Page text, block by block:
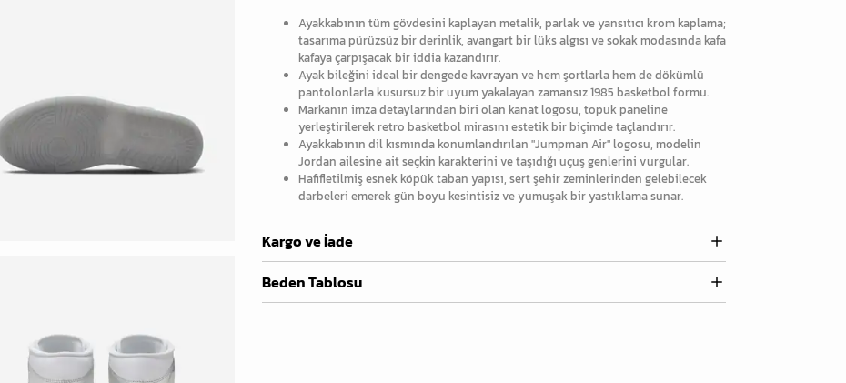
Ayakkabının tüm gövdesini kaplayan metalik, parlak ve yansıtıcı krom kaplama;
tasarıma pürüzsüz bir derinlik, avangart bir lüks algısı ve sokak modasında kafa
kafaya çarpışacak bir iddia kazandırır.
Ayak bileğini ideal bir dengede kavrayan ve hem şortlarla hem de dökümlü
pantolonlarla kusursuz bir uyum yakalayan zamansız 1985 basketbol formu.
Markanın imza detaylarından biri olan kanat logosu, topuk paneline
yerleştirilerek retro basketbol mirasını estetik bir biçimde taçlandırır.
Ayakkabının dil kısmında konumlandırılan "Jumpman Air" logosu, modelin
Jordan ailesine ait seçkin karakterini ve taşıdığı uçuş genlerini vurgular.
Hafifletilmiş esnek köpük taban yapısı, sert şehir zeminlerinden gelebilecek
darbeleri emerek gün boyu kesintisiz ve yumuşak bir yastıklama sunar.
Kargo ve İade
Beden Tablosu